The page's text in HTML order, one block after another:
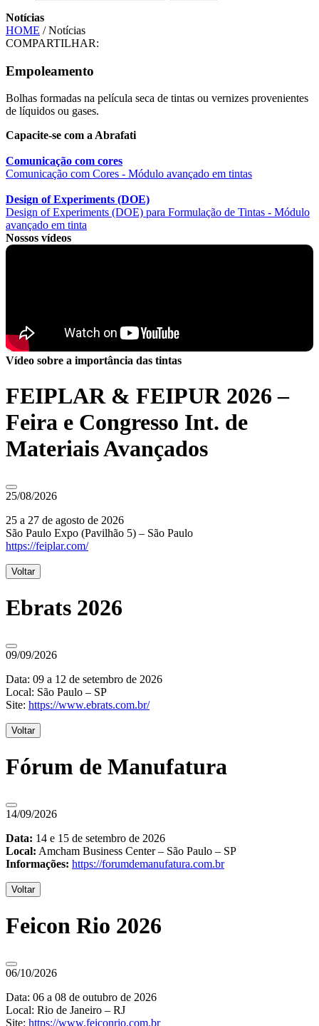
Notícias
HOME / Notícias
COMPARTILHAR:
Empoleamento
Bolhas formadas na película seca de tintas ou vernizes provenientes
de líquidos ou gases.
Capacite-se com a Abrafati
Comunicação com cores
Comunicação com Cores - Módulo avançado em tintas
Design of Experiments (DOE)
Design of Experiments (DOE) para Formulação de Tintas - Módulo
avançado em tinta
Nossos vídeos
Vídeo sobre a importância das tintas
FEIPLAR & FEIPUR 2026 –
Feira e Congresso Int. de
Materiais Avançados
25/08/2026
25 a 27 de agosto de 2026
São Paulo Expo (Pavilhão 5) – São Paulo
https://feiplar.com/
Voltar
Ebrats 2026
09/09/2026
Data: 09 a 12 de setembro de 2026
Local: São Paulo – SP
Site: https://www.ebrats.com.br/
Voltar
Fórum de Manufatura
14/09/2026
Data: 14 e 15 de setembro de 2026
Local: Amcham Business Center – São Paulo – SP
Informações: https://forumdemanufatura.com.br
Voltar
Feicon Rio 2026
06/10/2026
Data: 06 a 08 de outubro de 2026
Local: Rio de Janeiro – RJ
Site: https://www.feiconrio.com.br